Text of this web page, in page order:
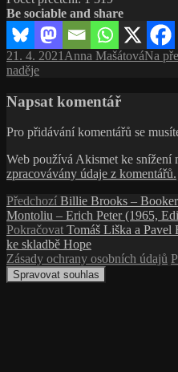
Be sociable and share
Publikováno:
21. 4. 2021 Autor:
Anna MašátováNa
naděje
Napsat komentář
Pro přidávání komentářů se
Web používá Akismet ke snížení
zpracovávány údaje z komentářů.
Navigace
pro
příspěvek
Předchozí Předchozí
příspěvek:
Billie Brooks –
Montoliu – Erich Peter (1965,
Pokračovat Následující
příspěvek:
Tomáš Liška a
ke skladbě Hope
Zásady ochrany osobních údajů
Spravovat souhlas